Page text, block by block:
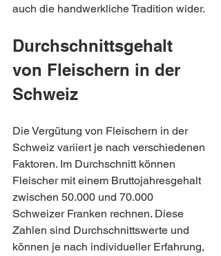
auch die handwerkliche Tradition wider.
Durchschnittsgehalt
von Fleischern in der
Schweiz
Die Vergütung von Fleischern in der
Schweiz variiert je nach verschiedenen
Faktoren. Im Durchschnitt können
Fleischer mit einem Bruttojahresgehalt
zwischen 50.000 und 70.000
Schweizer Franken rechnen. Diese
Zahlen sind Durchschnittswerte und
können je nach individueller Erfahrung,